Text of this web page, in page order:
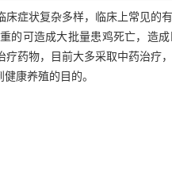
症状复杂多样，临床上常见的
的可造成大批量患鸡死亡，造
药物，目前大多采取中药治疗
康养殖的目的。